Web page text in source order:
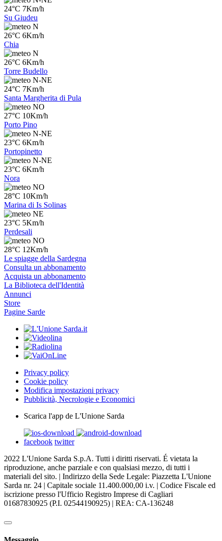
24°C 7Km/h
Su Giudeu
N
26°C 6Km/h
Chia
N
26°C 6Km/h
Torre Budello
N-NE
24°C 7Km/h
Santa Margherita di Pula
NO
27°C 10Km/h
Porto Pino
N-NE
23°C 6Km/h
Portopinetto
N-NE
23°C 6Km/h
Nora
NO
28°C 10Km/h
Marina di Is Solinas
NE
23°C 5Km/h
Perdesali
NO
28°C 12Km/h
Le spiagge della Sardegna
Consulta un abbonamento
Acquista un abbonamento
La Biblioteca dell'Identità
Annunci
Store
Pagine Sarde
Privacy policy
Cookie policy
Modifica impostazioni privacy
Pubblicità, Necrologie e Economici
Scarica l'app de L'Unione Sarda
facebook twitter
2022 L'Unione Sarda S.p.A. Tutti i diritti riservati. É vietata la
riproduzione, anche parziale e con qualsiasi mezzo, di tutti i
materiali del sito. | Indirizzo della Sede Legale: Piazzetta L'Unione
Sarda nr. 24 | Capitale sociale 11.400.000,00 i.v. | Codice Fiscale ed
iscrizione presso l'Ufficio Registro Imprese di Cagliari
01687830925 (P.I. 02544190925) | REA: CA-136248